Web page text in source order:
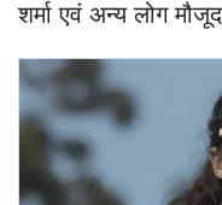
शर्मा एवं अन्य लोग